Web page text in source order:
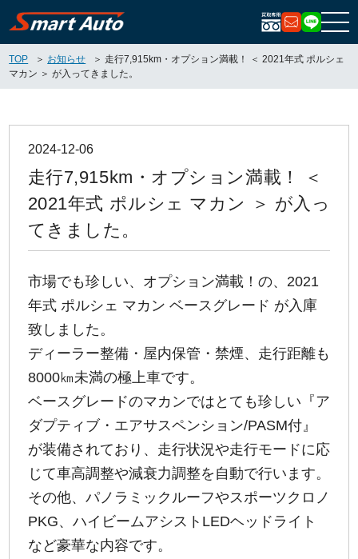
お問い合
LINE
TOP お知らせ
走行7,915km・オプション満載！ ＜ 2021年式 ポルシェ
マカン ＞ が入ってきました。
2024-12-06
走行7,915km・オプション満載！ ＜
2021年式 ポルシェ マカン ＞ が入っ
てきました。
市場でも珍しい、オプション満載！の、2021
年式 ポルシェ マカン ベースグレード が入庫
致しました。
ディーラー整備・屋内保管・禁煙、走行距離も
8000㎞未満の極上車です。
ベースグレードのマカンではとても珍しい『ア
ダプティブ・エアサスペンション/PASM付』
が装備されており、走行状況や走行モードに応
じて車高調整や減衰力調整を自動で行います。
その他、パノラミックルーフやスポーツクロノ
PKG、ハイビームアシストLEDヘッドライト
など豪華な内容です。